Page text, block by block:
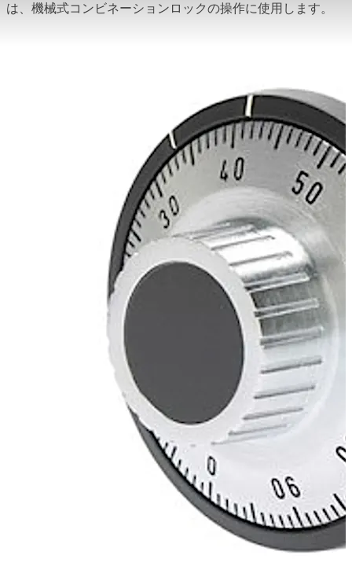
は、機械式コンビネーションロックの操作に使用します。